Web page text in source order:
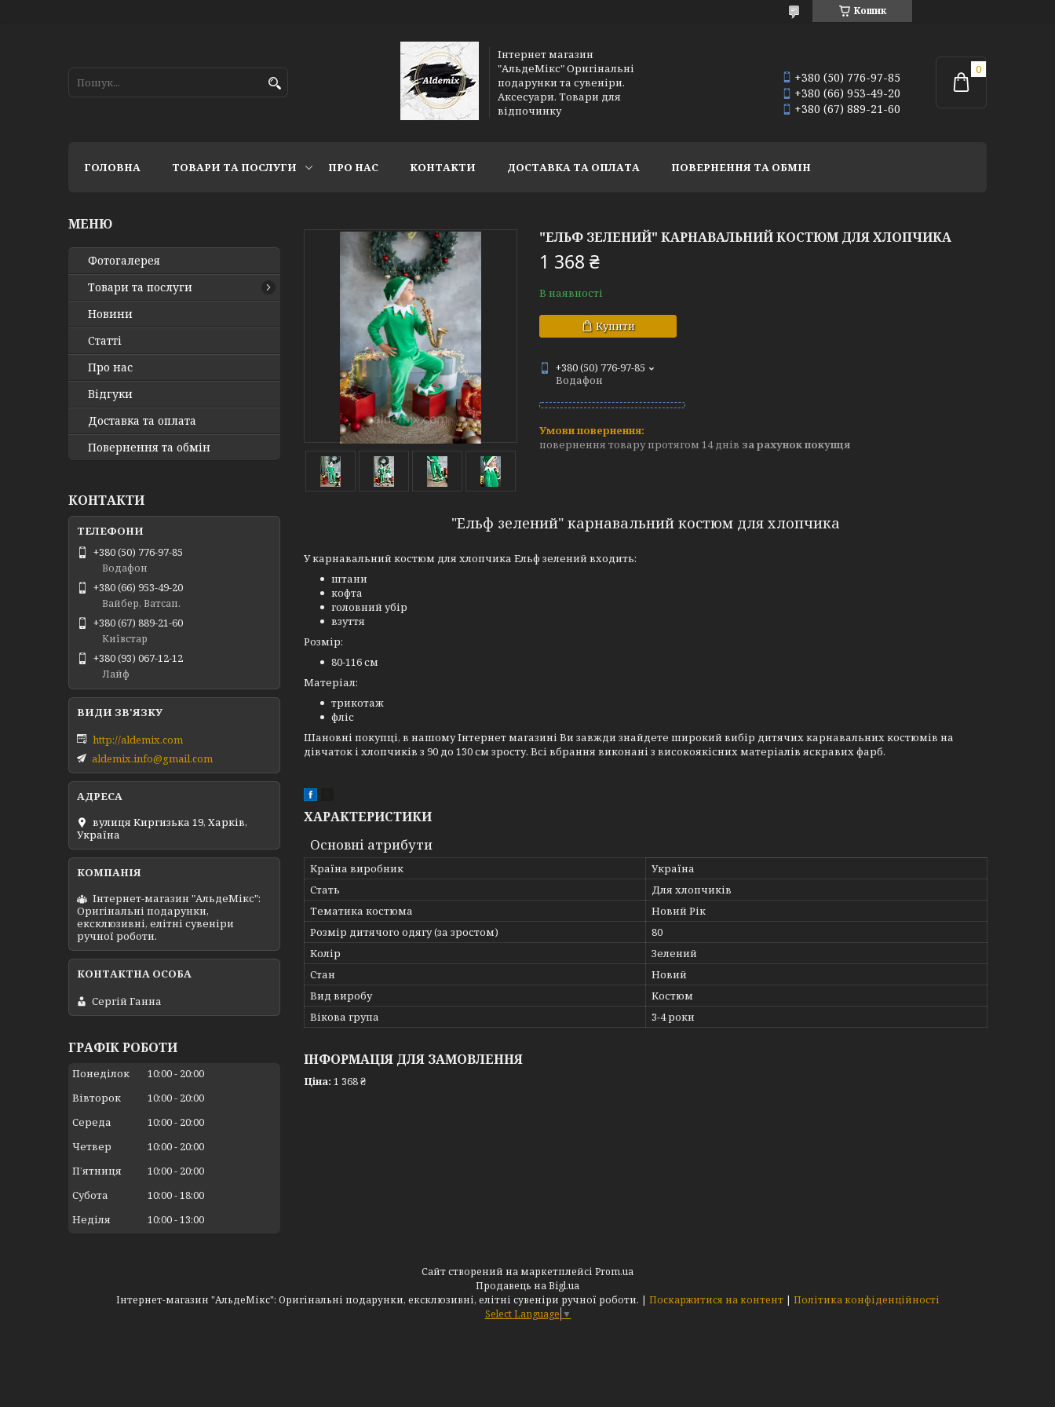
Кошик
Інтернет магазин
"АльдеМікс" Оригінальні
подарунки та сувеніри.
Аксесуари. Товари для
відпочинку
+380 (50) 776-97-85
+380 (66) 953-49-20
+380 (67) 889-21-60
ГОЛОВНА ТОВАРИ ТА ПОСЛУГИ ПРО НАС КОНТАКТИ ДОСТАВКА ТА ОПЛАТА ПОВЕРНЕННЯ ТА ОБМІН
"ЕЛЬФ ЗЕЛЕНИЙ" КАРНАВАЛЬНИЙ КОСТЮМ ДЛЯ ХЛОПЧИКА
1 368 ₴
В наявності
Купити
+380 (50) 776-97-85
Водафон
повернення товару протягом 14 днів за рахунок покупця
"Ельф зелений" карнавальний костюм для хлопчика
У карнавальний костюм для хлопчика Ельф зелений входить:
штани
кофта
головний убір
взуття
Розмір:
80-116 см
Матеріал:
трикотаж
фліс
Шановні покупці, в нашому Інтернет магазині Ви завжди знайдете широкий вибір дитячих карнавальних костюмів на
дівчаток і хлопчиків з 90 до 130 см зросту. Всі вбрання виконані з високоякісних матеріалів яскравих фарб.
ХАРАКТЕРИСТИКИ
Основні атрибути
Країна виробник
Україна
Стать
Для хлопчиків
Тематика костюма
Новий Рік
Розмір дитячого одягу (за зростом)
80
Колір
Зелений
Стан
Новий
Вид виробу
Костюм
Вікова група
3-4 роки
ІНФОРМАЦІЯ ДЛЯ ЗАМОВЛЕННЯ
Ціна: 1 368 ₴
Фотогалерея
Товари та послуги
Новини
Статті
Про нас
Відгуки
Доставка та оплата
Повернення та обмін
КОНТАКТИ
+380 (50) 776-97-85
Водафон
+380 (66) 953-49-20
Вайбер, Ватсап.
+380 (67) 889-21-60
Київстар
+380 (93) 067-12-12
Лайф
http://aldemix.com
aldemix.info@gmail.com
вулиця Киргизька 19, Харків,
Україна
Інтернет-магазин "АльдеМікс":
Оригінальні подарунки,
ексклюзивні, елітні сувеніри
ручної роботи.
Сергій Ганна
ГРАФІК РОБОТИ
Понеділок 10:00
20:00
Вівторок
10:00
20:00
Середа
10:00
20:00
Четвер
10:00
20:00
Пʼятниця
10:00
20:00
Субота
10:00 18:00
Неділя
10:00 13:00
Сайт створений на маркетплейсі Prom.ua
Продавець на Bigl.ua
Інтернет-магазин "АльдеМікс": Оригінальні подарунки, ексклюзивні, елітні сувеніри ручної роботи. | Поскаржитися на контент | Політика конфіденційності
Select Language ▼